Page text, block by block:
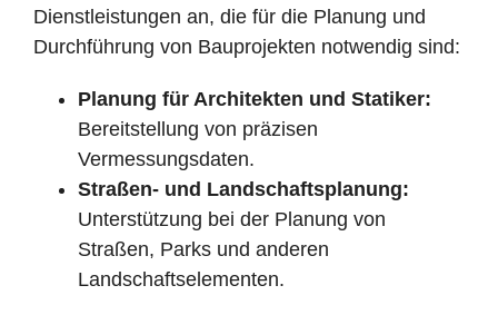
Dienstleistungen an, die für die Planung und
Durchführung von Bauprojekten notwendig sind:
Planung für Architekten und Statiker:
Bereitstellung von präzisen
Vermessungsdaten.
Straßen- und Landschaftsplanung:
Unterstützung bei der Planung von
Straßen, Parks und anderen
Landschaftselementen.